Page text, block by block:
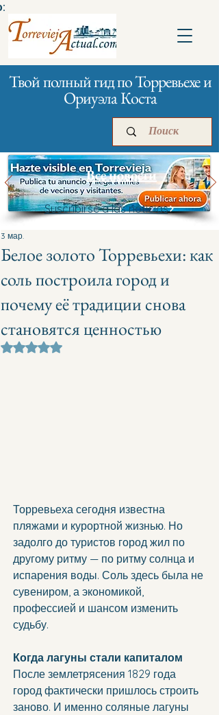
Твой полный гид по Торревьехе и
Ориуэла Коста
Главная Реклама
Все новости
Suscribirse a las noticias
Белое золото Торревьехи: как
соль построила город и
почему её традиции снова
становятся ценностью
3 мар.
Оценка: не число из 5 звезд.
Торревьеха сегодня известна
пляжами и курортной жизнью. Но
задолго до туристов город жил по
другому ритму — по ритму солнца и
испарения воды. Соль здесь была не
сувениром, а экономикой,
профессией и шансом изменить
судьбу.
Когда лагуны стали капиталом
После землетрясения 1829 года
город фактически пришлось строить
заново. И именно соляные лагуны